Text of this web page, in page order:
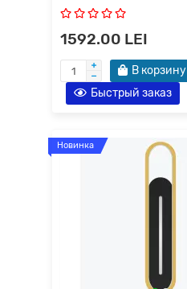
1592.00 LEI
В корзину
Быстрый заказ
Новинка